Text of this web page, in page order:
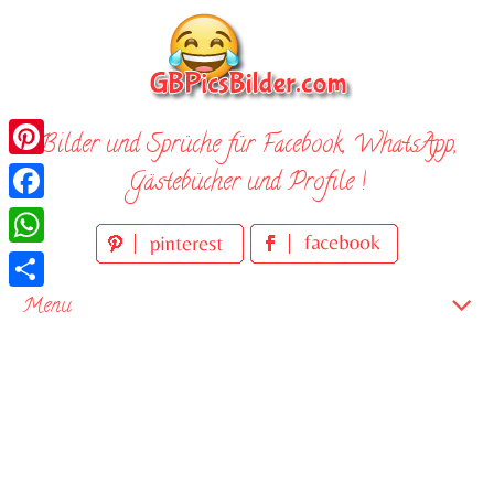
Bilder und Sprüche für Facebook, WhatsApp,
Gästebücher und Profile !
Menu
Pinterest
Facebook
WhatsApp
Teilen